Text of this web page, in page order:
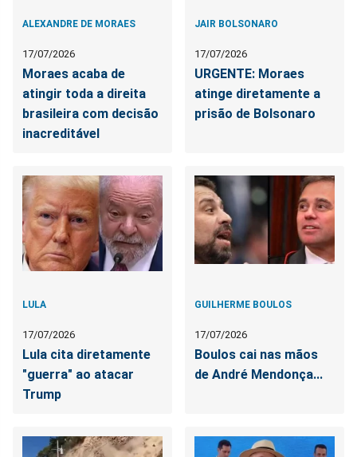
ALEXANDRE DE MORAES
17/07/2026
Moraes acaba de
atingir toda a direita
brasileira com decisão
inacreditável
JAIR BOLSONARO
17/07/2026
URGENTE: Moraes
atinge diretamente a
prisão de Bolsonaro
LULA
17/07/2026
Lula cita diretamente
"guerra" ao atacar
Trump
GUILHERME BOULOS
17/07/2026
Boulos cai nas mãos
de André Mendonça...